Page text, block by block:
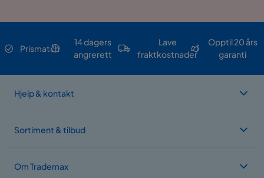
Prismatch
14 dagers
angrerett
Lave
fraktkostnader
Opptil 20 års
garanti
Hjelp & kontakt
Sortiment & tilbud
Om Trademax